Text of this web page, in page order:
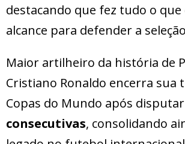
destacando que fez tudo o que
alcance para defender a
Maior artilheiro da história de
Cristiano Ronaldo encerra sua
Copas do Mundo após disputar
consecutivas, consolidando